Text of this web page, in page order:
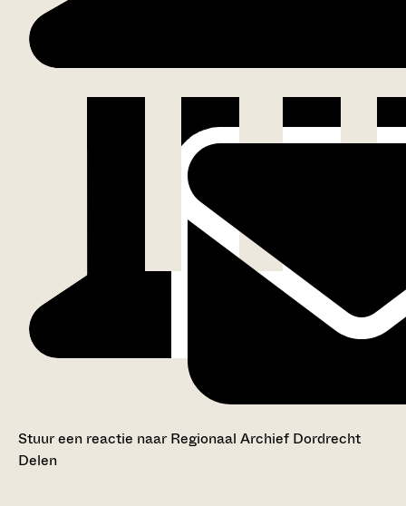
Stuur een reactie naar Regionaal Archief Dordrecht
Delen